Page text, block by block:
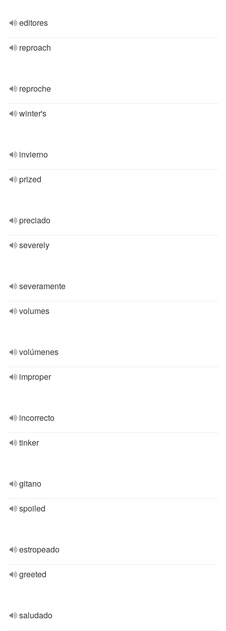
editores
reproach
reproche
winter's
invierno
prized
preciado
severely
severamente
volumes
volúmenes
improper
incorrecto
tinker
gitano
spoiled
estropeado
greeted
saludado